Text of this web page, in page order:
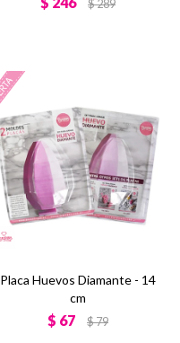
$289
Placa Huevos Diamante - 14
cm
$ 67 $79